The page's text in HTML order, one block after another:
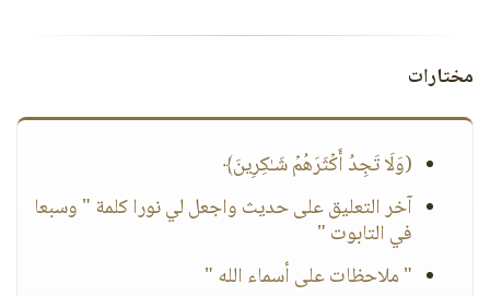
مختارات
(وَلَا تَجِدُ أَكۡثَرَهُمۡ شَـٰكِرِینَ﴾
آخر التعليق على حديث واجعل لي نورا كلمة " وسبعا
في التابوت "
" ملاحظات على أسماء الله "